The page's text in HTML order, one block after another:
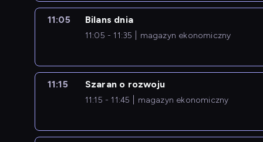
11:05 Bilans dnia
11:05 - 11:35 magazyn ekonomiczny
11:15 Szaran o rozwoju
11:15 - 11:45 magazyn ekonomiczny